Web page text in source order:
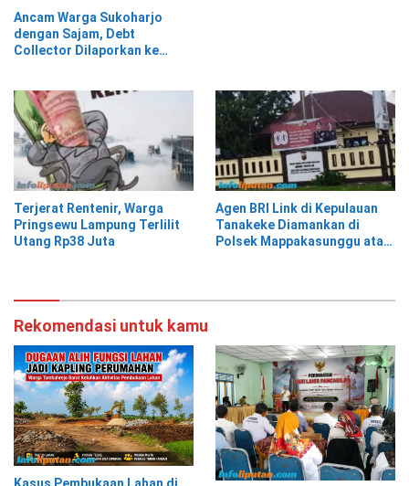
Ancam Warga Sukoharjo
dengan Sajam, Debt
Collector Dilaporkan ke
Terjerat Rentenir, Warga
Pringsewu Lampung Terlilit
Utang Rp38 Juta
Agen BRI Link di Kepulauan
Tanakeke Diamankan di
Polsek Mappakasunggu atas
Rekomendasi untuk kamu
Kasus Pembukaan Lahan di